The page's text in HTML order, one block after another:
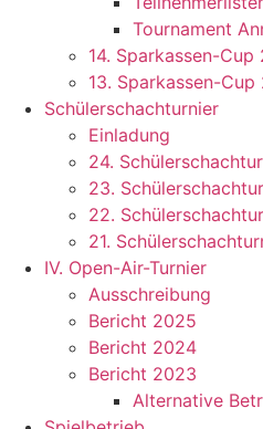
Tournament
14. Sparkassen-Cup
13. Sparkassen-Cup
Schülerschachturnier
Einladung
24.
23.
22.
21.
IV. Open-Air-Turnier
Ausschreibung
Bericht 2025
Bericht 2024
Bericht 2023
Alternative